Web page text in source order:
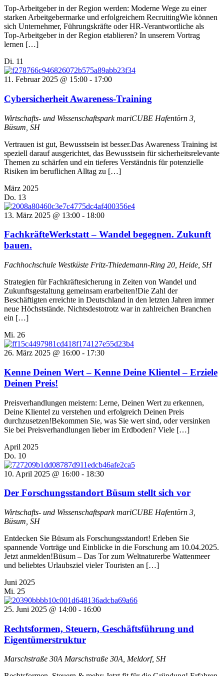
Top-Arbeitgeber in der Region werden: Moderne Wege zu einer
starken Arbeitgebermarke und erfolgreichem RecruitingWie können
sich Unternehmer, Führungskräfte oder HR-Verantwortliche als
Top-Arbeitgeber in der Region etablieren? In unserem Vortrag
lernen […]
Di. 11
11. Februar 2025 @ 15:00 - 17:00
Cybersicherheit Awareness-Training
Wirtschafts- und Wissenschaftspark mariCUBE Hafentörn 3,
Büsum, SH
Vertrauen ist gut, Bewusstsein ist besser.Das Awareness Training ist
speziell darauf ausgerichtet, das Bewusstsein für sicherheitsrelevante
Themen zu schärfen und ein tieferes Verständnis für potenzielle
Risiken im beruflichen Alltag zu […]
März 2025
Do. 13
13. März 2025 @ 13:00 - 18:00
FachkräfteWerkstatt – Wandel begegnen. Zukunft
bauen.
Fachhochschule Westküste Fritz-Thiedemann-Ring 20, Heide, SH
Strategien für Fachkräftesicherung in Zeiten von Wandel und
Zukunftsgestaltung gemeinsam erarbeiten!Die Zahl der
Beschäftigten erreichte in Deutschland in den letzten Jahren immer
neue Höchststände. Nichtsdestotrotz war in zahlreichen Branchen
ein […]
Mi. 26
26. März 2025 @ 16:00 - 17:30
Kenne Deinen Wert – Kenne Deine Klientel – Erziele
Deinen Preis!
Preisverhandlungen meistern: Lerne, Deinen Wert zu erkennen,
Deine Klientel zu verstehen und erfolgreich Deinen Preis
durchzusetzen!Bekommen Sie, was Sie wert sind, oder versinken
Sie bei Preisverhandlungen lieber im Erdboden? Viele […]
April 2025
Do. 10
10. April 2025 @ 16:00 - 18:30
Der Forschungsstandort Büsum stellt sich vor
Wirtschafts- und Wissenschaftspark mariCUBE Hafentörn 3,
Büsum, SH
Entdecken Sie Büsum als Forschungsstandort! Erleben Sie
spannende Vorträge und Einblicke in die Forschung am 10.04.2025.
Jetzt anmelden!Büsum – Das Tor zum Weltnaturerbe Wattenmeer
und beliebtes Urlaubsziel vieler Touristen an […]
Juni 2025
Mi. 25
25. Juni 2025 @ 14:00 - 16:00
Rechtsformen, Steuern, Geschäftsführung und
Eigentümerstruktur
Marschstraße 30A Marschstraße 30A, Meldorf, SH